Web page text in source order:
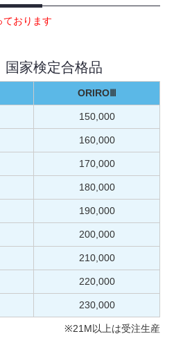
おります
家検定合格品
ORIROⅢ
150,000
160,000
170,000
180,000
190,000
200,000
210,000
220,000
230,000
※21M以上は受注生産